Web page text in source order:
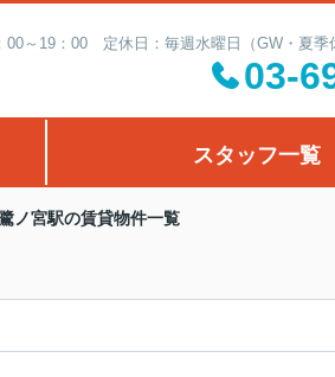
00～19：00 定休日：毎週水曜日（GW・夏季
03-
スタッフ一覧
ノ宮駅の賃貸物件一覧